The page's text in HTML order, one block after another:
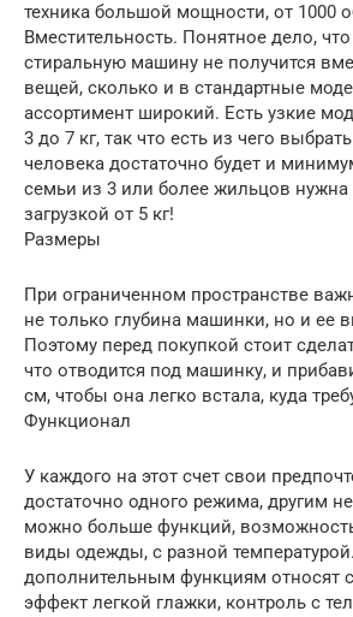
техника большой мощности, от 1000
Вместительность. Понятное дело,
стиральную машину не получится
вещей, сколько и в стандартные
ассортимент широкий. Есть узкие
3 до 7 кг, так что есть из чего
человека достаточно будет и
семьи из 3 или более жильцов
загрузкой от 5 кг!
Размеры
При ограниченном пространстве
не только глубина машинки, но и ее
Поэтому перед покупкой стоит
что отводится под машинку, и
см, чтобы она легко встала, куда
Функционал
У каждого на этот счет свои
достаточно одного режима, другим
можно больше функций,
виды одежды, с разной
дополнительным функциям относят
эффект легкой глажки, контроль с